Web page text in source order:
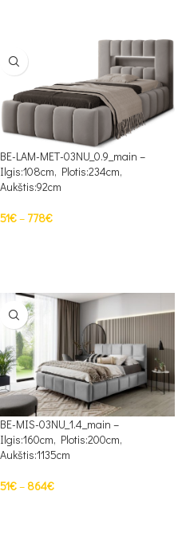
BE-LAM-MET-03NU_0.9_main –
Ilgis:108cm, Plotis:234cm,
Aukštis:92cm
51€– 778€
BE-MIS-03NU_1.4_main –
Ilgis:160cm, Plotis:200cm,
Aukštis:1135cm
51€– 864€